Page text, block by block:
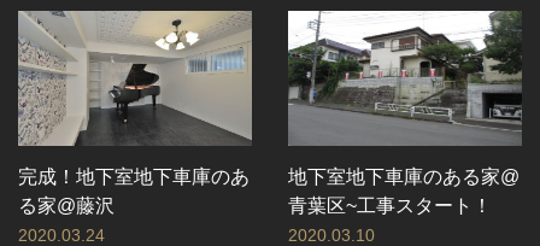
完成！地下室地下車庫のあ
る家@藤沢
2020.03.24
地下室地下車庫のある家@
青葉区~工事スタート！
2020.03.10